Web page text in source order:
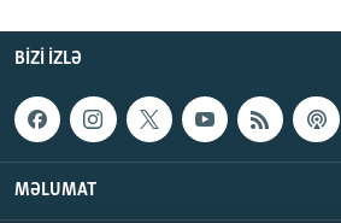
BIZI IZLƏ
MƏLUMAT